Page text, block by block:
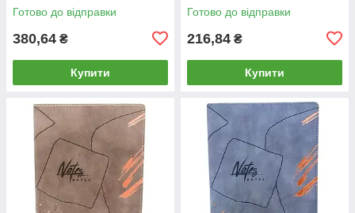
Готово до відправки
380,64 ₴
Купити
Готово до відправки
216,84 ₴
Купити